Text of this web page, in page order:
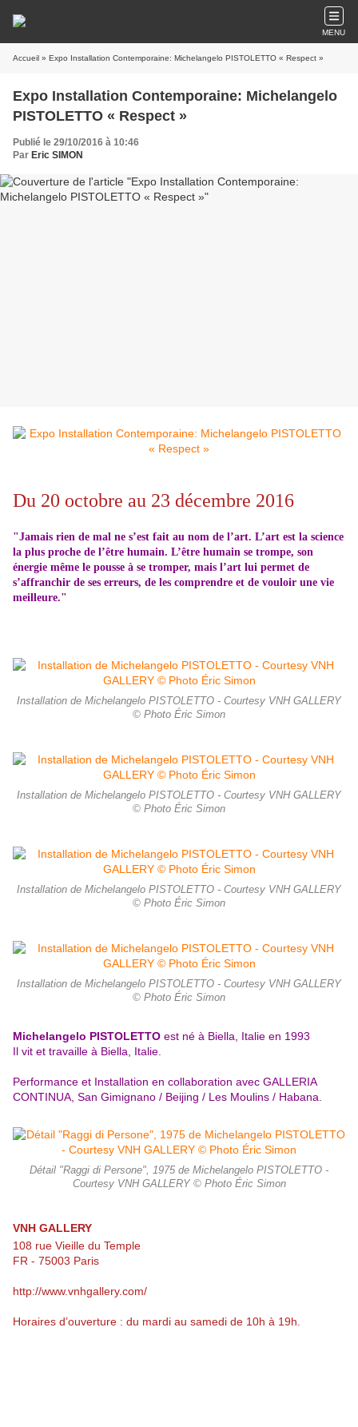
MENU
Accueil » Expo Installation Contemporaine: Michelangelo PISTOLETTO « Respect »
Expo Installation Contemporaine: Michelangelo
PISTOLETTO « Respect »
Publié le 29/10/2016 à 10:46
Par Eric SIMON
Du 20 octobre au 23 décembre 2016
"Jamais rien de mal ne s’est fait au nom de l’art. L’art est la science
la plus proche de l’être humain. L’être humain se trompe, son
énergie même le pousse à se tromper, mais l’art lui permet de
s’affranchir de ses erreurs, de les comprendre et de vouloir une vie
meilleure."
Installation de Michelangelo PISTOLETTO - Courtesy VNH GALLERY
© Photo Éric Simon
Installation de Michelangelo PISTOLETTO - Courtesy VNH GALLERY
© Photo Éric Simon
Installation de Michelangelo PISTOLETTO - Courtesy VNH GALLERY
© Photo Éric Simon
Installation de Michelangelo PISTOLETTO - Courtesy VNH GALLERY
© Photo Éric Simon
Michelangelo PISTOLETTO est né à Biella, Italie en 1993
Il vit et travaille à Biella, Italie.
Performance et Installation en collaboration avec GALLERIA
CONTINUA, San Gimignano / Beijing / Les Moulins / Habana
Détail "Raggi di Persone", 1975 de Michelangelo PISTOLETTO -
Courtesy VNH GALLERY © Photo Éric Simon
VNH GALLERY
108 rue Vieille du Temple
FR - 75003 Paris
http://www.vnhgallery.com/
Horaires d’ouverture : du mardi au samedi de 10h à 19h.